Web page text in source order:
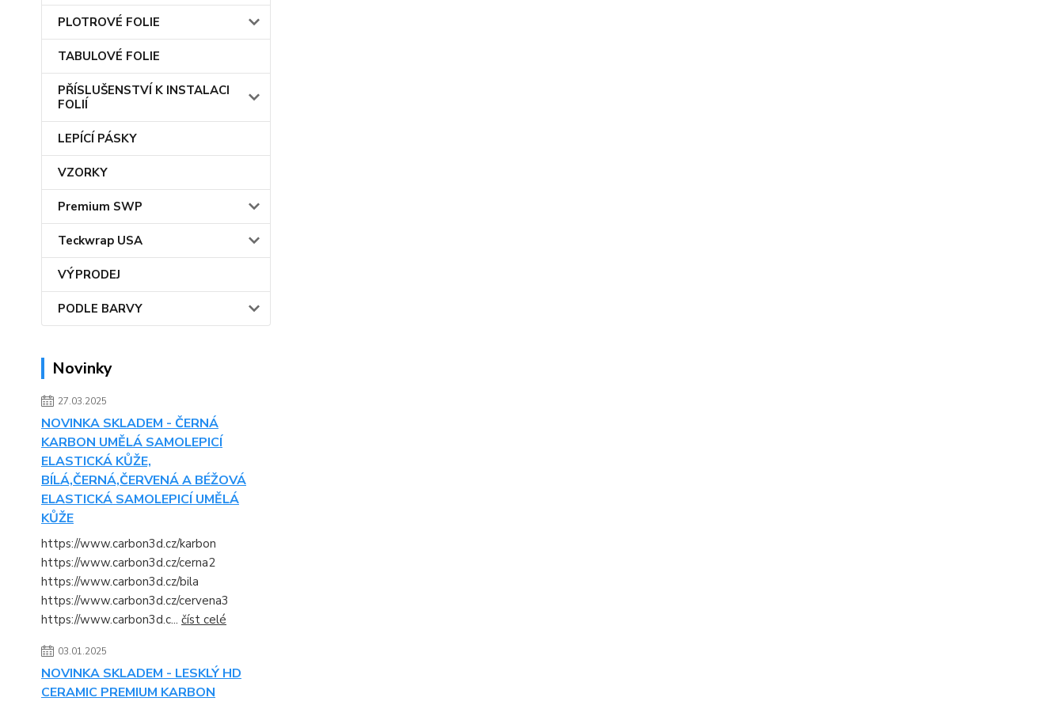
PLOTROVÉ FOLIE
TABULOVÉ FOLIE
PŘÍSLUŠENSTVÍ K INSTALACI
FOLIÍ
LEPÍCÍ PÁSKY
VZORKY
Premium SWP
Teckwrap USA
VÝPRODEJ
PODLE BARVY
Novinky
27.03.2025
NOVINKA SKLADEM - ČERNÁ
KARBON UMĚLÁ SAMOLEPICÍ
ELASTICKÁ KŮŽE,
BÍLÁ,ČERNÁ,ČERVENÁ A BÉŽOVÁ
ELASTICKÁ SAMOLEPICÍ UMĚLÁ
KŮŽE
https://www.carbon3d.cz/karbon
https://www.carbon3d.cz/cerna2
https://www.carbon3d.cz/bila
https://www.carbon3d.cz/cervena3
https://www.carbon3d.c... číst celé
03.01.2025
NOVINKA SKLADEM - LESKLÝ HD
CERAMIC PREMIUM KARBON